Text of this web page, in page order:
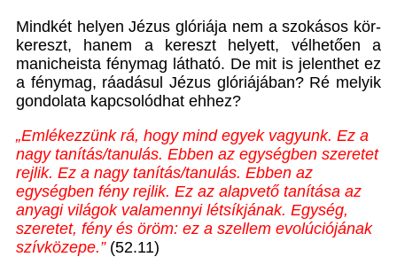
Mindkét helyen Jézus glóriája nem a szokásos kör-
kereszt, hanem a kereszt helyett, vélhetően a
manicheista fénymag látható. De mit is jelenthet ez
a fénymag, ráadásul Jézus glóriájában? Ré melyik
gondolata kapcsolódhat ehhez?
„Emlékezzünk rá, hogy mind egyek vagyunk. Ez a
nagy tanítás/tanulás. Ebben az egységben szeretet
rejlik. Ez a nagy tanítás/tanulás. Ebben az
egységben fény rejlik. Ez az alapvető tanítása az
anyagi világok valamennyi létsíkjának. Egység,
szeretet, fény és öröm: ez a szellem evolúciójának
szívközepe.” (52.11)